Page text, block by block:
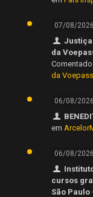
07/08/2026
da
da Voepass
06/08/2026
em
06/08/2026
cursos
São Paulo